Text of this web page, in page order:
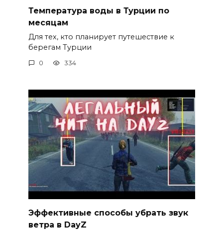
Температура воды в Турции по
месяцам
Для тех, кто планирует путешествие к
берегам Турции
0 334
Эффективные способы убрать звук
ветра в DayZ